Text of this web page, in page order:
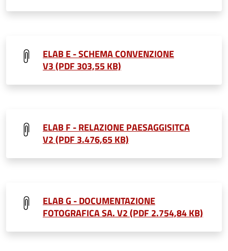
ELAB E - SCHEMA CONVENZIONE
V3 (PDF 303,55 KB)
ELAB F - RELAZIONE PAESAGGISITCA
V2 (PDF 3.476,65 KB)
ELAB G - DOCUMENTAZIONE
FOTOGRAFICA SA. V2 (PDF 2.754,84 KB)